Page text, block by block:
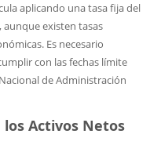
aplicando una tasa fija del
aunque existen tasas
Es necesario
con las fechas límite
de Administración
Activos Netos